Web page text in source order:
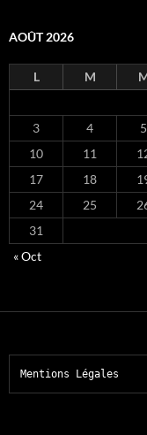
AOÛT 2026
L M
3
4 5
10
11
17
18
24
25
31
« Oct
Mentions Légales